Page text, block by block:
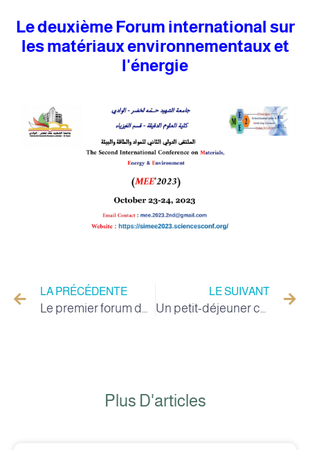
Le deuxième Forum international sur
les matériaux environnementaux et
l'énergie
LA PRÉCÉDENTE
Le premier forum du Ramadan, le Coran algérien au mois du Coran, à l'Université de la Vallée
LE SUIVANT
Un petit-déjeuner collectif pour les autorités locales avec les étudiants de Valley University
Plus D'articles